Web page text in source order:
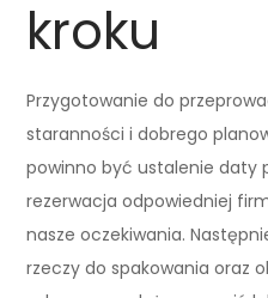
kroku
Przygotowanie do
staranności i dobrego
powinno być ustalenie daty
rezerwacja odpowiedniej
nasze oczekiwania.
rzeczy do spakowania oraz